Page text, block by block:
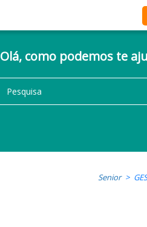
Olá, como podemos te
Senior